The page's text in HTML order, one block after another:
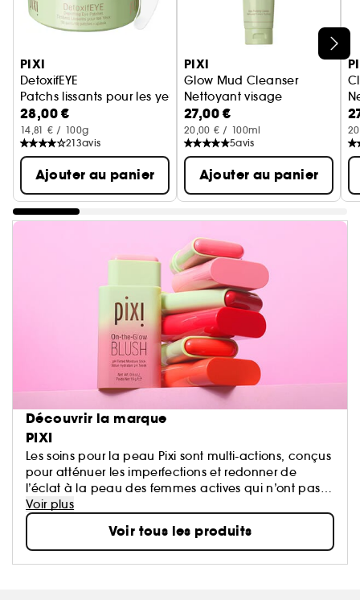
PIXI
DetoxifEYE
Patchs lissants pour les yeux
28,00 €
14,81 € / 100g
213avis
Ajouter au panier
PIXI
Glow Mud Cleanser
Nettoyant visage
27,00 €
20,00 € / 100ml
5avis
Ajouter au panier
Découvrir la marque
PIXI
Les soins pour la peau Pixi sont multi-actions, conçus
pour atténuer les imperfections et redonner de
l’éclat à la peau des femmes actives qui n’ont pas
de temps à perdre. La marque offre des formules
innovantes, enrichies d'actifs et d'ingrédients
d'origine végétale.
Voir plus
Voir tous les produits